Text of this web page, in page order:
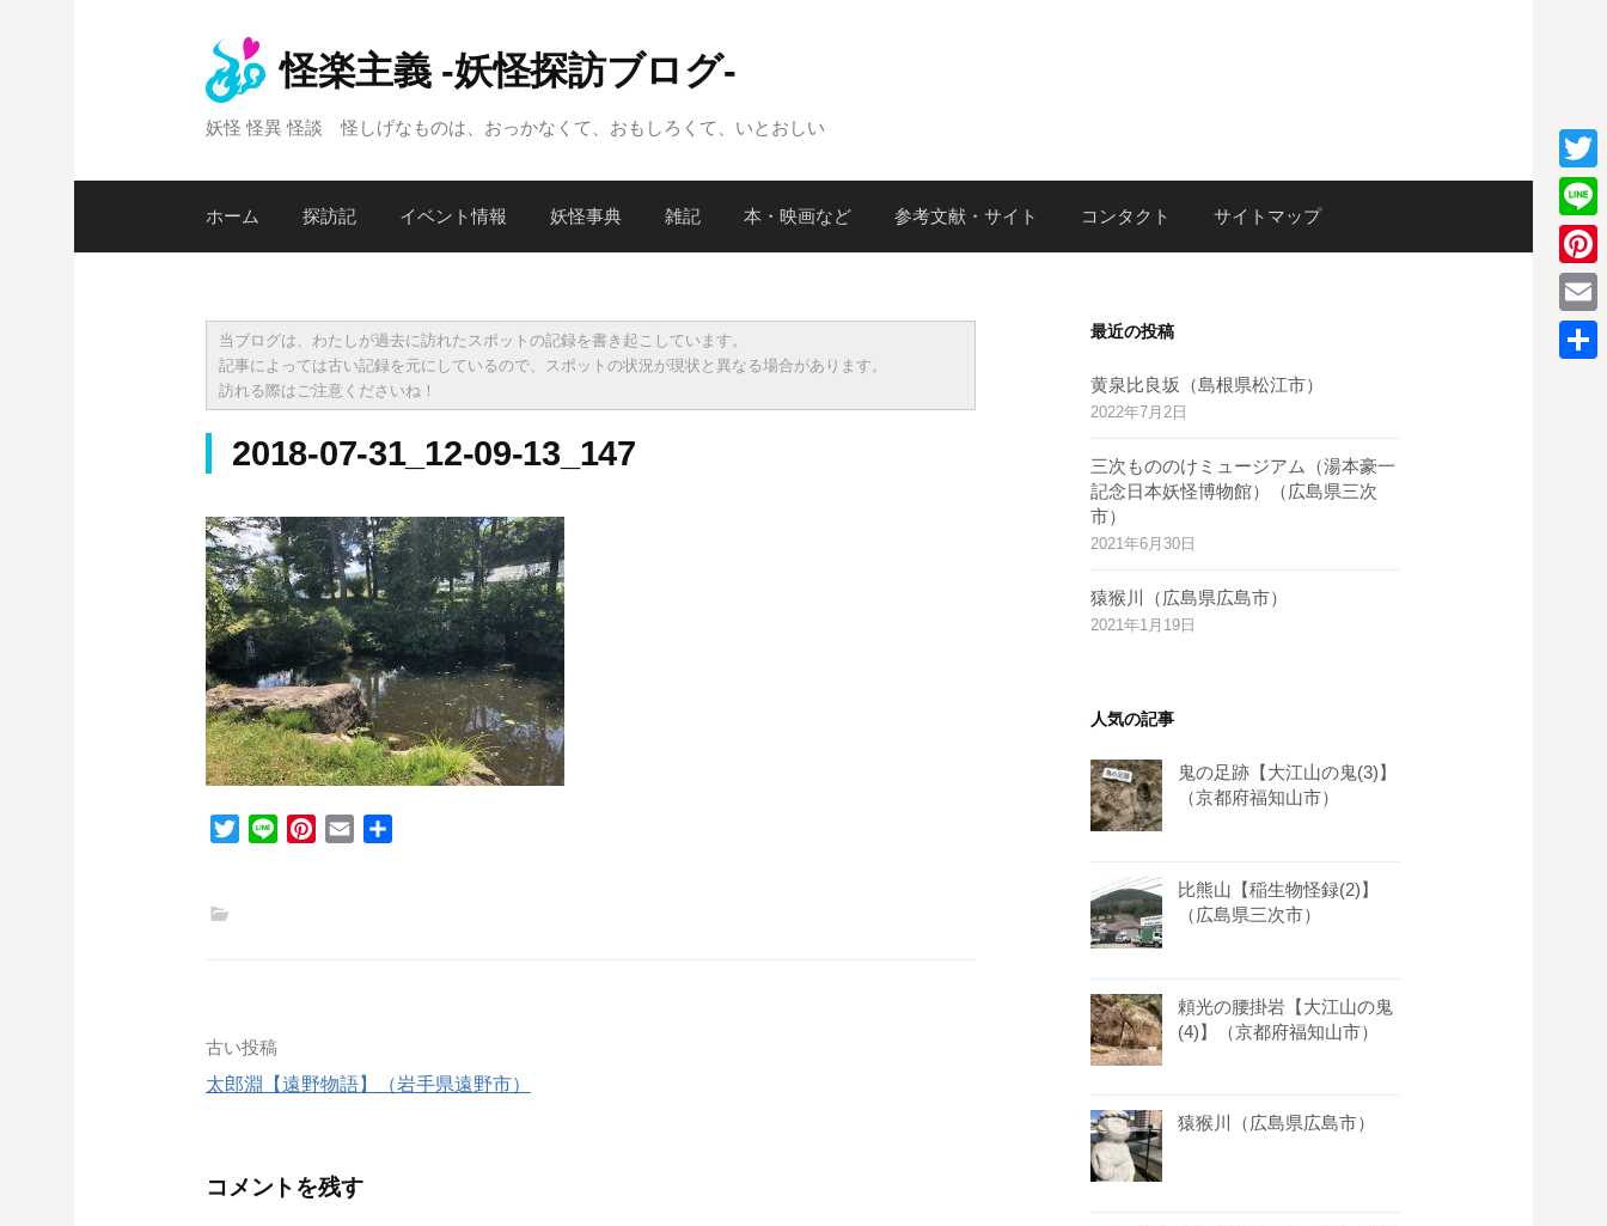
へ
怪楽主義 -妖怪探訪ブログ-
妖怪 怪異 怪談 怪しげなものは、おっかなくて、おもしろくて、いとおしい
ホーム 探訪記 イベント情報 妖怪事典 雑記 本・映画など 参考文献・サイト コンタクト サイトマップ
当ブログは、わたしが過去に訪れたスポットの記録を書き起こしています。
記事によっては古い記録を元にしているので、スポットの状況が現状と異なる場合があります。
訪れる際はご注意くださいね！
2018-07-31_12-09-13_147
投
稿
ビ
古い投稿
太郎淵【遠野物語】（岩手県遠野市）
コメントを残す
最近の投稿
黄泉比良坂（島根県松江市）
2022年7月2日
三次もののけミュージアム（湯本豪一
記念日本妖怪博物館）（広島県三次
市）
2021年6月30日
猿猴川（広島県広島市）
2021年1月19日
人気の記事
鬼の足跡【大江山の鬼(3)】
（京都府福知山市）
比熊山【稲生物怪録(2)】
（広島県三次市）
頼光の腰掛岩【大江山の鬼
(4)】（京都府福知山市）
猿猴川（広島県広島市）
T
w
i
L
i
n
e
P
i
n
E